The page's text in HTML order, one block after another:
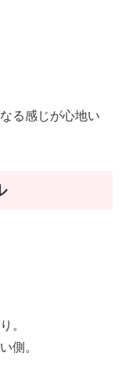
る感じが心地い
。
側。